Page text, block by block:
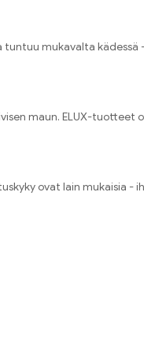
mukavalta
maun. ELUX-
ovat lain mukaisia ​​-